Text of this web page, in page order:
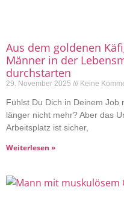
Aus dem goldenen
Männer in der
durchstarten
29. November 2025 Keine
Fühlst Du Dich in Deinem Job
länger nicht mehr? Aber das
Arbeitsplatz ist sicher,
Weiterlesen »